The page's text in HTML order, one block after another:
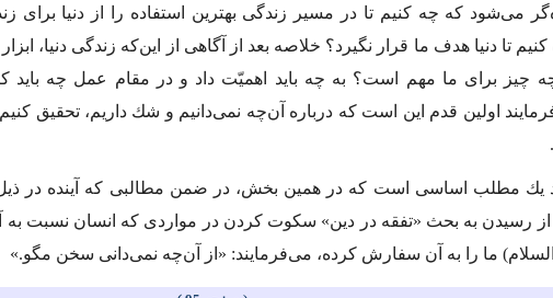
مى‌شود كه چه كنیم تا در مسیر زندگى بهترین استفاده را از دنیا براى
تا دنیا هدف ما قرار نگیرد؟ خلاصه بعد از آگاهى از این‌كه زندگى دنیا،
چیز براى ما مهم است؟ به چه باید اهمیّت داد و در مقام عمل چه
اولین قدم این است كه درباره آن‌چه نمى‌دانیم و شك داریم، تحقیق
یك مطلب اساسى است كه در همین بخش، در ضمن مطالبى كه آینده در ذیل
از رسیدن به بحث «تفقه در دین» سكوت كردن در مواردى كه انسان نسبت
ما را به آن سفارش كرده، مى‌فرمایند: «از آن‌چه نمى‌دانى سخن مگو.»